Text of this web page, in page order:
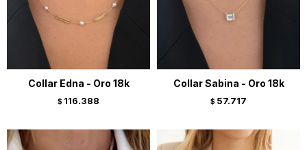
Collar Edna - Oro 18k
$ 116.388
Collar Sabina - Oro 18k
$ 57.717